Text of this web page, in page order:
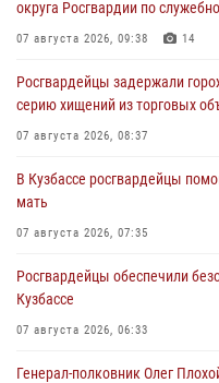
округа Росгвардии по
07 августа 2026, 09:38 14
Росгвардейцы задержали
серию хищений из торговых
07 августа 2026, 08:37
В Кузбассе росгвардейцы
мать
07 августа 2026, 07:35
Росгвардейцы обеспечили
Кузбассе
07 августа 2026, 06:33
Генерал-полковник Олег